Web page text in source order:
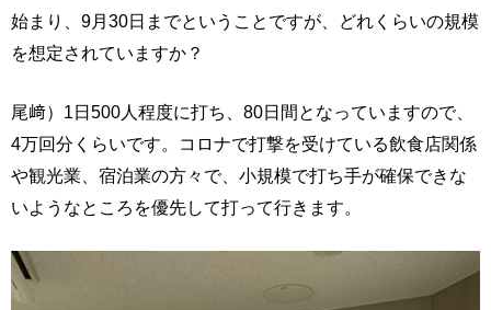
始まり、9月30日までということですが、どれくらいの規模
を想定されていますか？
尾﨑）1日500人程度に打ち、80日間となっていますので、
4万回分くらいです。コロナで打撃を受けている飲食店関係
や観光業、宿泊業の方々で、小規模で打ち手が確保できな
いようなところを優先して打って行きます。